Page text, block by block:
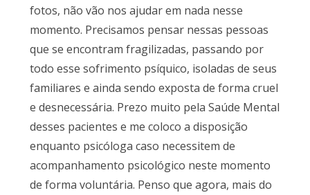
fotos, não vão nos ajudar em nada nesse
momento. Precisamos pensar nessas pessoas
que se encontram fragilizadas, passando por
todo esse sofrimento psíquico, isoladas de seus
familiares e ainda sendo exposta de forma cruel
e desnecessária. Prezo muito pela Saúde Mental
desses pacientes e me coloco a disposição
enquanto psicóloga caso necessitem de
acompanhamento psicológico neste momento
de forma voluntária. Penso que agora, mais do